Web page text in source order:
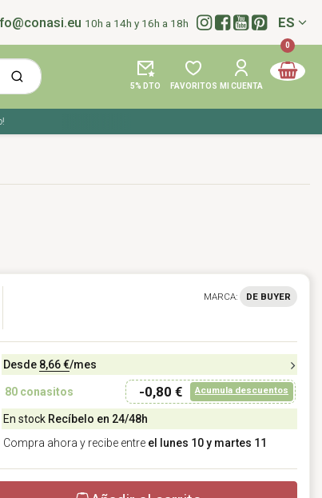
10h a 14h y 16h a 18h Idioma:
ES
5% DTO FAVORITOS MI CUENTA
0
MARCA: DE BUYER
Desde 8,66 €/mes
80conasitos -0,80 € Acumula descuentos
En stock Recíbelo en 24/48h
Compra ahora y recibe entre el lunes 10 y martes 11